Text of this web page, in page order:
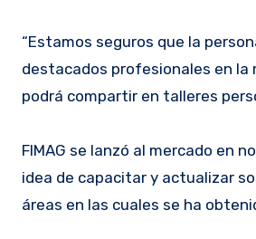
“Estamos seguros que la
destacados profesionales en
podrá compartir en talleres
FIMAG se lanzó al mercado en
idea de capacitar y actualizar
áreas en las cuales se ha